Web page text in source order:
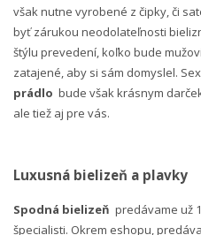
však nutne vyrobené z čipky, či
byť zárukou neodolateľnosti
štýlu prevedení, koľko bude
zatajené, aby si sám domyslel.
prádlo bude však krásnym
ale tiež aj pre vás.
Luxusná bielizeň a plavky
Spodná bielizeň predávame už
špecialisti. Okrem eshopu,